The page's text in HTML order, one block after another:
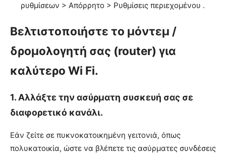
ρυθμίσεων > Απόρρητο > Ρυθμίσεις περιεχομένου .
Βελτιστοποιήστε το μόντεμ /
δρομολογητή σας (router) για
καλύτερο Wi Fi.
1. Αλλάξτε την ασύρματη συσκευή σας σε
διαφορετικό κανάλι.
Εάν ζείτε σε πυκνοκατοικημένη γειτονιά, όπως
πολυκατοικία, ώστε να βλέπετε τις ασύρματες συνδέσεις